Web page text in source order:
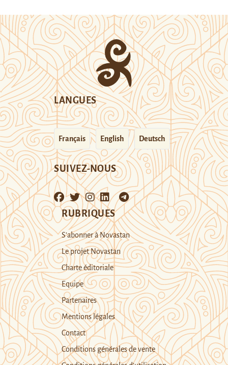
LANGUES
Français English Deutsch
SUIVEZ-NOUS
RUBRIQUES
S’abonner à Novastan
Le projet Novastan
Charte éditoriale
Equipe
Partenaires
Mentions légales
Contact
Conditions générales de vente